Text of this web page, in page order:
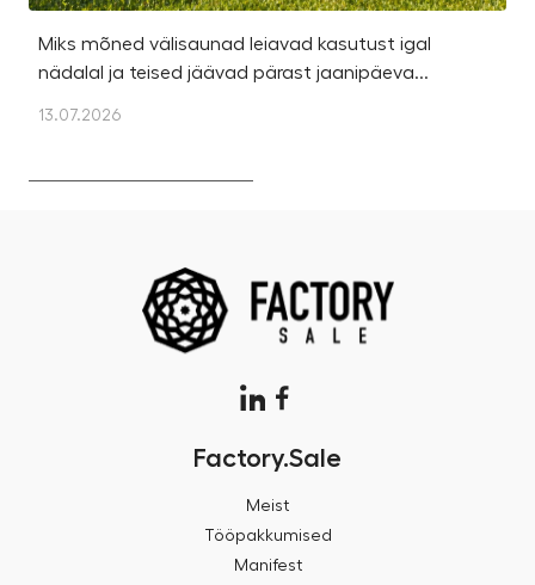
Miks mõned välisaunad leiavad kasutust igal
nädalal ja teised jäävad pärast jaanipäeva...
13.07.2026
Factory.Sale
Meist
Tööpakkumised
Manifest